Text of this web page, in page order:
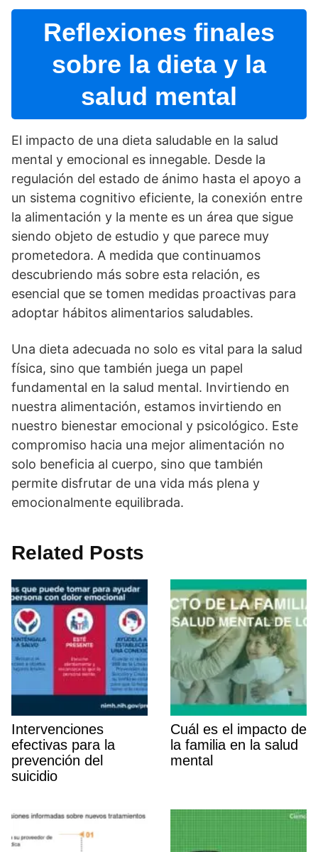
Reflexiones finales
sobre la dieta y la
salud mental
El impacto de una dieta saludable en la salud
mental y emocional es innegable. Desde la
regulación del estado de ánimo hasta el apoyo a
un sistema cognitivo eficiente, la conexión entre
la alimentación y la mente es un área que sigue
siendo objeto de estudio y que parece muy
prometedora. A medida que continuamos
descubriendo más sobre esta relación, es
esencial que se tomen medidas proactivas para
adoptar hábitos alimentarios saludables.
Una dieta adecuada no solo es vital para la salud
fí­sica, sino que también juega un papel
fundamental en la salud mental. Invirtiendo en
nuestra alimentación, estamos invirtiendo en
nuestro bienestar emocional y psicológico. Este
compromiso hacia una mejor alimentación no
solo beneficia al cuerpo, sino que también
permite disfrutar de una vida más plena y
emocionalmente equilibrada.
Related Posts
Intervenciones
efectivas para la
prevención del
suicidio
Cuál es el impacto de
la familia en la salud
mental